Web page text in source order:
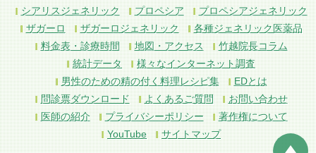
シアリスジェネリック
プロペシア
プロペシアジェネリック
ザガーロ
ザガーロジェネリック
各種ジェネリック医薬品
料金表・診療時間
地図・アクセス
竹越院長コラム
統計データ
様々なインターネット調査
男性のための精の付く料理レシピ集
EDとは
問診票ダウンロード
よくあるご質問
お問い合わせ
医師の紹介
プライバシーポリシー
著作権について
YouTube
サイトマップ